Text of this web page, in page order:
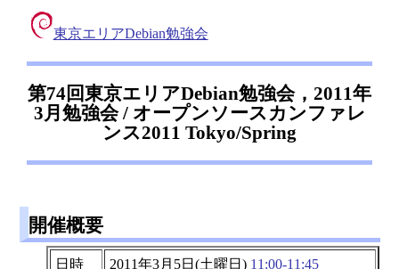
東京エリアDebian勉強会
第74回東京エリアDebian勉強会，2011年
3月勉強会 / オープンソースカンファレ
ンス2011 Tokyo/Spring
開催概要
日時 2011年3月5日(土曜日) 11:00-11:45